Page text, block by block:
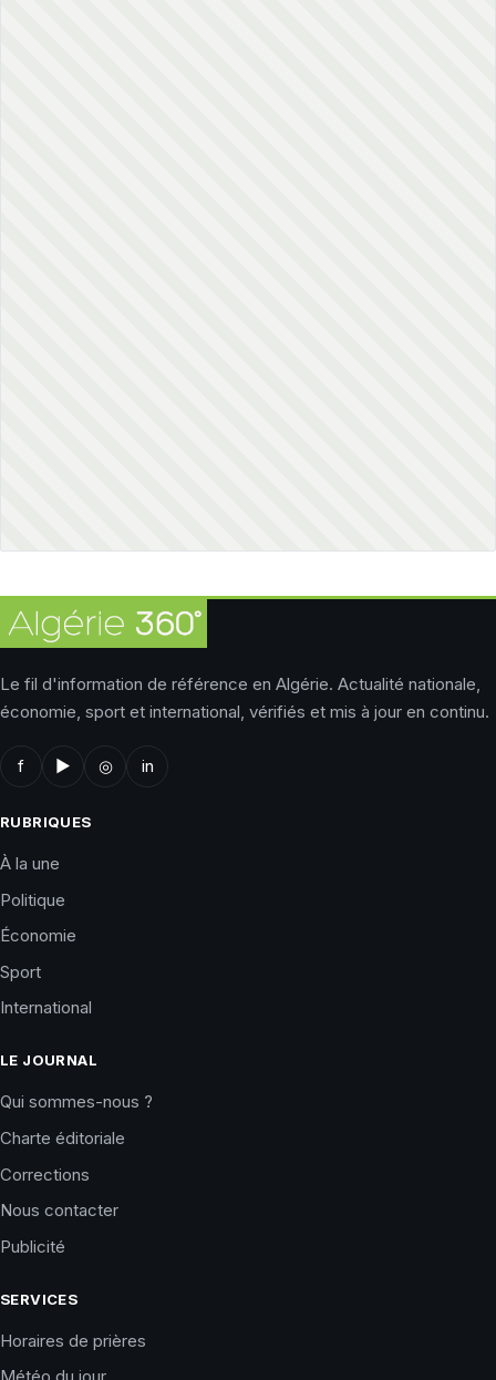
Le fil d'information de référence en Algérie. Actualité nationale,
économie, sport et international, vérifiés et mis à jour en continu.
f ▶ ◎ in
RUBRIQUES
À la une
Politique
Économie
Sport
International
LE JOURNAL
Qui sommes-nous ?
Charte éditoriale
Corrections
Nous contacter
Publicité
SERVICES
Horaires de prières